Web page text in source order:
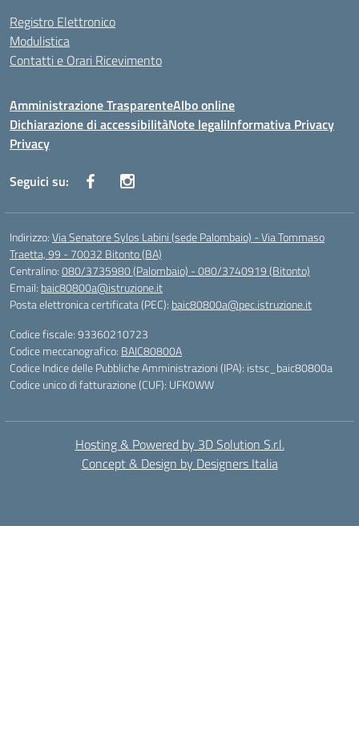
Registro Elettronico
Modulistica
Contatti e Orari Ricevimento
Amministrazione TrasparenteAlbo online
Dichiarazione di accessibilitàNote legaliInformativa Privacy
Privacy
Seguici su:
Indirizzo:Via Senatore Sylos Labini (sede Palombaio) - Via Tommaso
Traetta, 99 - 70032 Bitonto (BA)
Centralino:080/3735980 (Palombaio) - 080/3740919 (Bitonto)
Email: baic80800a@istruzione.it
Posta elettronica certificata (PEC): baic80800a@pec.istruzione.it
Codice fiscale: 93360210723
Codice meccanografico: BAIC80800A
Codice Indice delle Pubbliche Amministrazioni (IPA): istsc_baic80800a
Codice unico di fatturazione (CUF): UFK0WW
Hosting & Powered by 3D Solution S.r.l.
Concept & Design by Designers Italia